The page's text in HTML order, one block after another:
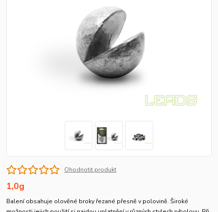
Ohodnotit produkt
1,0g
Balení obsahuje olověné broky řezané přesně v polovině. Široké